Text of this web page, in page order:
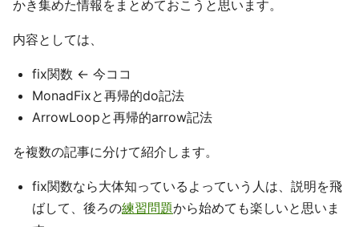
かき集めた情報をまとめておこうと思います。
内容としては、
fix関数 <- 今ココ
MonadFixと再帰的do記法
ArrowLoopと再帰的arrow記法
を複数の記事に分けて紹介します。
fix関数なら大体知っているよっていう人は、説明を飛
ばして、後ろの練習問題から始めても楽しいと思いま